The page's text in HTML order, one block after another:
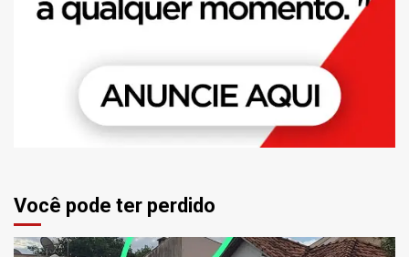
Você pode ter perdido